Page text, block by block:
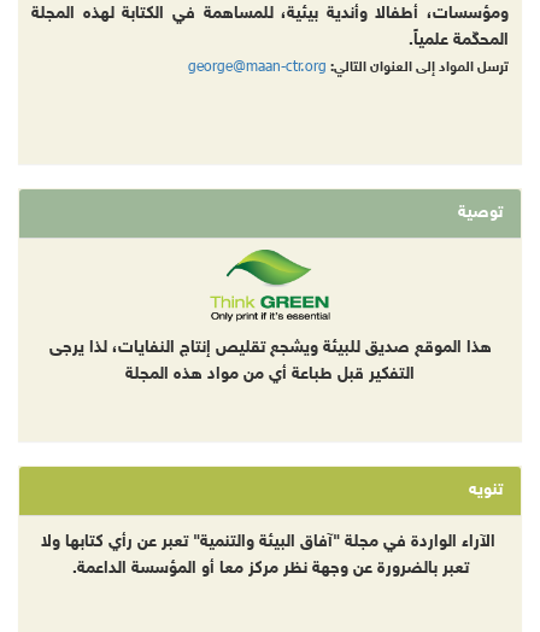
ومؤسسات، أطفالا وأندية بيئية، للمساهمة في الكتابة لهذه المجلة
المحكّمة علمياً.
ترسل المواد إلى العنوان التالي: george@maan-ctr.org
توصية
هذا الموقع صديق للبيئة ويشجع تقليص إنتاج النفايات، لذا يرجى
التفكير قبل طباعة أي من مواد هذه المجلة
تنويه
الآراء الواردة في مجلة "آفاق البيئة والتنمية" تعبر عن رأي كتابها ولا
تعبر بالضرورة عن وجهة نظر مركز معا أو المؤسسة الداعمة.